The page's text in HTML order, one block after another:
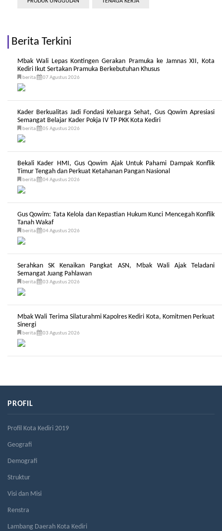
Berita Terkini
Mbak Wali Lepas Kontingen Gerakan Pramuka ke Jamnas XII, Kota
Kediri Ikut Sertakan Pramuka Berkebutuhan Khusus
berita 07 Agustus 2026
Kader Berkualitas Jadi Fondasi Keluarga Sehat, Gus Qowim Apresiasi
Semangat Belajar Kader Pokja IV TP PKK Kota Kediri
berita 05 Agustus 2026
Bekali Kader HMI, Gus Qowim Ajak Untuk Pahami Dampak Konflik
Timur Tengah dan Perkuat Ketahanan Pangan Nasional
berita 04 Agustus 2026
Gus Qowim: Tata Kelola dan Kepastian Hukum Kunci Mencegah Konflik
Tanah Wakaf
berita 04 Agustus 2026
Serahkan SK Kenaikan Pangkat ASN, Mbak Wali Ajak Teladani
Semangat Juang Pahlawan
berita 03 Agustus 2026
Mbak Wali Terima Silaturahmi Kapolres Kediri Kota, Komitmen Perkuat
Sinergi
berita 03 Agustus 2026
PROFIL
Profil Kota Kediri 2019
Geografi
Demografi
Struktur
Visi dan Misi
Renstra
Lambang Daerah Kota Kediri